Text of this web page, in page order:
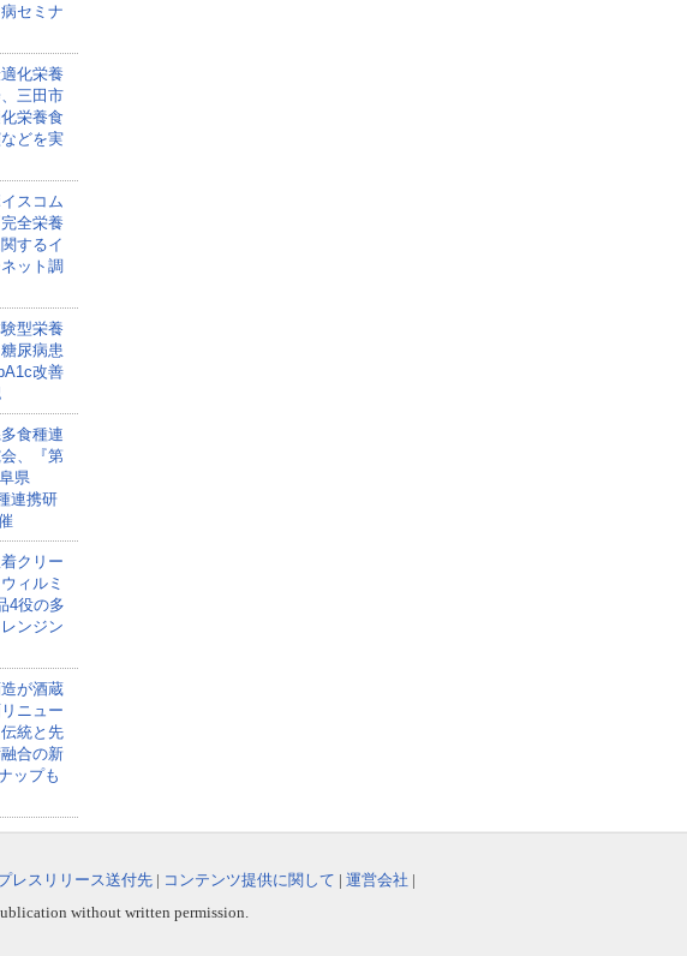
セミナ
化栄養
三田市
栄養食
どを実
スコム
全栄養
するイ
ット調
型栄養
尿病患
改善
食種連
、『第
県
連携研
クリー
ィルミ
4役の多
ンジン
が酒蔵
ニュー
統と先
合の新
ップも
レスリリース送付先 | コンテンツ提供に関して | 運営会社 |
without written permission.